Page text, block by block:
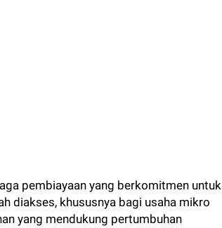
pembiayaan yang berkomitmen untuk
diakses, khususnya bagi usaha mikro
yang mendukung pertumbuhan